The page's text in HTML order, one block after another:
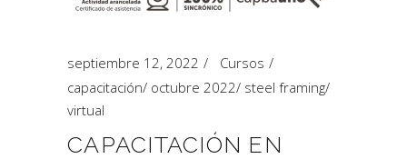
septiembre 12, 2022
Cursos
capacitación/ octubre 2022/ steel framing/
virtual
CAPACITACIÓN EN